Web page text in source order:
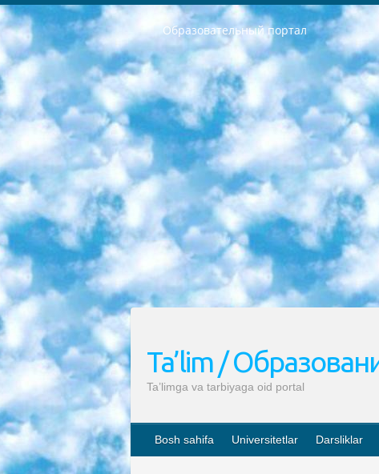
Образовательный портал
РЕСПУБЛИКА УЗБЕКИСТАН МИНИСТРЕРСТВО ДОШКОЛЬНОГО И ШКОЛЬНОГО ОБРАЗОВАНИЯ КОМАНДА в общеобразовательных учреждениях в 2023-2024 учебном году организация и проведение итоговой государственной аттестации обучающихся о Министра дошкольного и школьного образования Республики Узбекистан от 4 марта 2008 года (постановлением Минюста от 20 марта 2008 года № 1778 государственной регистрации) «Итоговое состояние учащихся общего среднего образования на основании положения об утверждении положения об аттестации общего среднего образования выпускной экзамен студентов в образовательных учреждениях в 2023-2024 учебном году В целях организации и прохождения аттестации приказываю: 1. Следующее: перечень предметов, по которым будет проводиться итоговая государственная аттестация и экзамен формы перевода согласно приложению 1; сертификаты международного образца, оценивающие уровень владения иностранными языками перечень согласно приложению 2; 2. Педагогический при специализированных образовательных учреждениях. научно-практический центр квалификации и международной оценки (Д.Давидова) 2024 г. До 25 марта: задания по предметам, по которым будет проводиться итоговая аттестация разработка и утверждение технических условий; итоговая аттестация на основании разработанного предметного задания разработка вопросов по предметам (устно и письменно), экзамен передача; общеобразовательные средние школы и специальные учебные заведения учащиеся выпускных классов школ и интернатов в агентской системе подготовка базы данных экзаменационных материалов и критериев оценки; перевод базы экзаменационных материалов на все языки обучения подать в Республиканский образовательный центр для изготовления; варианты экзаменов на основе разработанных контрольных материалов пусть будут поставлены задачи формирования. 3. Республиканский образовательный центр (Ш.Худайкулов) до 5 апреля 2024 года. до: база данных предоставленных экзаменационных материалов на все языки обучения перевод и экспертиза; для слепых, слабовидящих, глухих, слабослышащих и умственно отсталых детей учащиеся выпускных классов специализированных школ и школ-интернатов база данных экзаменационных материалов на всех преподаваемых языках подготовка критериев оценки; специализированные школы для умственно отсталых детей и технологии для учащихся выпускных классов школ-интернатов разработка соответствующих рекомендаций и критериев проведения ЕГЭ по естествознанию давать задания. 4. Педагогический при специализированных образовательных учреждениях. Научно-практический центр навыков и международной оценки (Д.Давидова), Республика образовательный центр (Худайкулов Ш.) итоговый государственный аттестационный экзамен ориентирован на творческое и логическое мышление при
Ta’lim /
Ta’limga va tarbiyaga oid portal
Bosh sahifa Universitetlar Darsliklar